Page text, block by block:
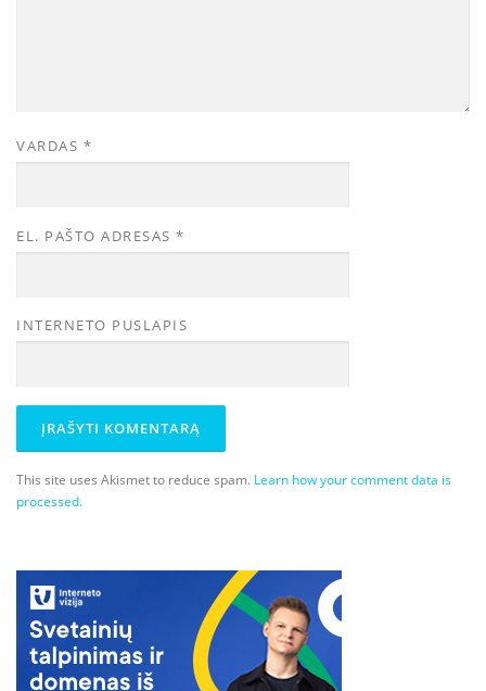
VARDAS *
EL. PAŠTO ADRESAS *
INTERNETO PUSLAPIS
This site uses Akismet to reduce spam. Learn how your comment data is
processed.